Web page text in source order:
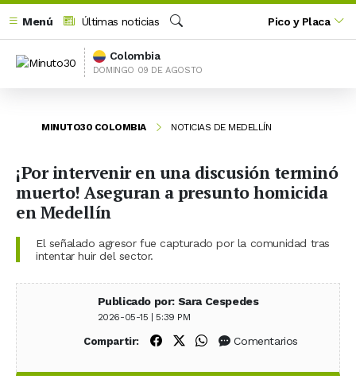
Menú
Últimas noticias
Buscar
Pico y Placa
Colombia
DOMINGO 09 DE AGOSTO
MINUTO30 COLOMBIA NOTICIAS DE MEDELLÍN
¡Por intervenir en una discusión terminó
muerto! Aseguran a presunto homicida
en Medellín
El señalado agresor fue capturado por la comunidad tras
intentar huir del sector.
Publicado por: Sara Cespedes
2026-05-15 | 5:39 PM
Compartir: Compartir en Facebook
Compartir en X (Twitter)
Compartir en WhatsApp
Comentarios